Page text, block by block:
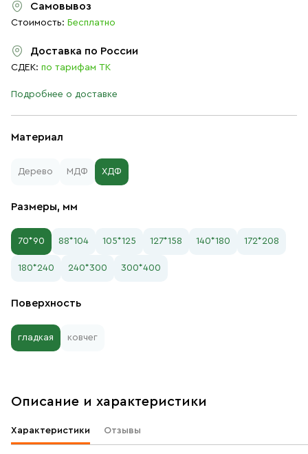
Материал
Дерево МДФ ХДФ
Размеры, мм
70*90 88*104 105*125 127*158 140*180 172*208
180*240 240*300 300*400
Поверхность
гладкая ковчег
Самовывоз
Стоимость: Бесплатно
Доставка по России
СДЕК: по тарифам ТК
Подробнее о доставке
Описание и характеристики
Характеристики Отзывы